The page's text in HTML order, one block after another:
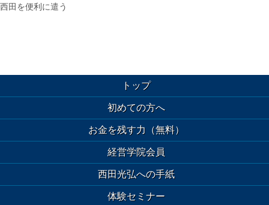
西田を便利に遣う
トップ
初めての方へ
お金を残す力（無料）
経営学院会員
西田光弘への手紙
体験セミナー